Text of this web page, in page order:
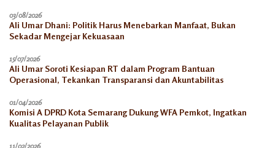
03/08/2026
Ali Umar Dhani: Politik Harus Menebarkan Manfaat, Bukan
Sekadar Mengejar Kekuasaan
15/07/2026
Ali Umar Soroti Kesiapan RT dalam Program Bantuan
Operasional, Tekankan Transparansi dan Akuntabilitas
01/04/2026
Komisi A DPRD Kota Semarang Dukung WFA Pemkot, Ingatkan
Kualitas Pelayanan Publik
11/02/2026